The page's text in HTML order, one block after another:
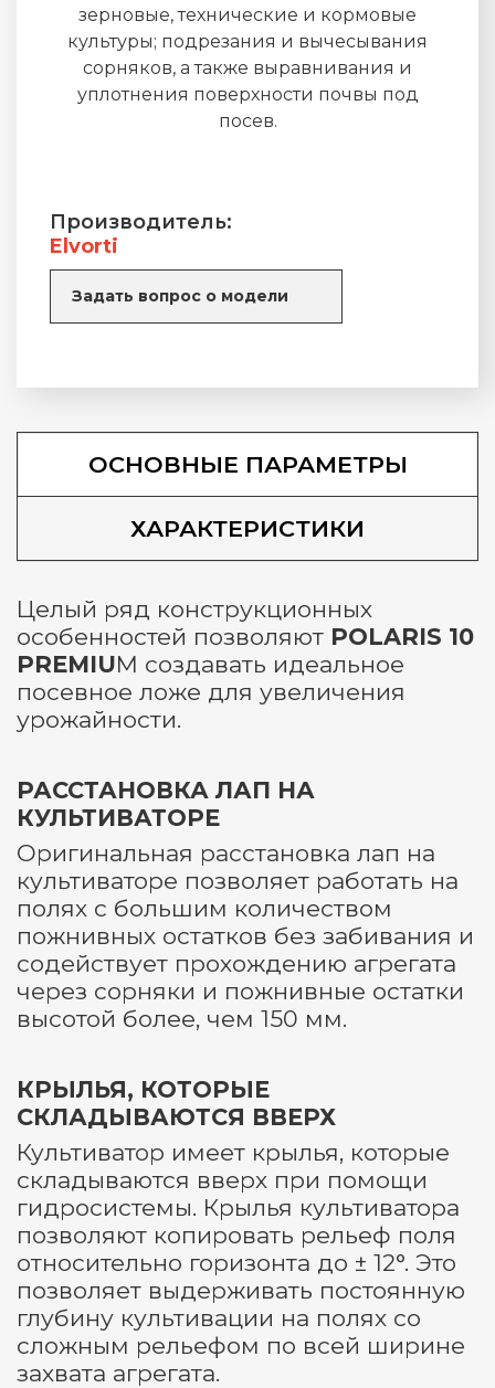
зерновые, технические и кормовые
культуры; подрезания и вычесывания
сорняков, а также выравнивания и
уплотнения поверхности почвы под
посев.
Производитель:
Elvorti
Задать вопрос о модели
ОСНОВНЫЕ ПАРАМЕТРЫ
ХАРАКТЕРИСТИКИ
Целый ряд конструкционных
особенностей позволяют POLARIS 10
PREMIUM создавать идеальное
посевное ложе для увеличения
урожайности.
РАССТАНОВКА ЛАП НА
КУЛЬТИВАТОРЕ
Оригинальная расстановка лап на
культиваторе позволяет работать на
полях с большим количеством
пожнивных остатков без забивания и
содействует прохождению агрегата
через сорняки и пожнивные остатки
высотой более, чем 150 мм.
КРЫЛЬЯ, КОТОРЫЕ
СКЛАДЫВАЮТСЯ ВВЕРХ
Культиватор имеет крылья, которые
складываются вверх при помощи
гидросистемы. Крылья культиватора
позволяют копировать рельеф поля
относительно горизонта до ± 12°. Это
позволяет выдерживать постоянную
глубину культивации на полях со
сложным рельефом по всей ширине
захвата агрегата.